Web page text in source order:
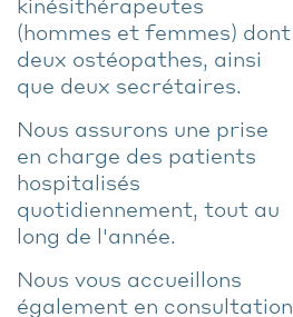
(hommes et femmes) dont
deux ostéopathes, ainsi
que deux secrétaires.
Nous assurons une prise
en charge des patients
hospitalisés
quotidiennement, tout au
long de l'année.
Nous vous accueillons
également en consultation